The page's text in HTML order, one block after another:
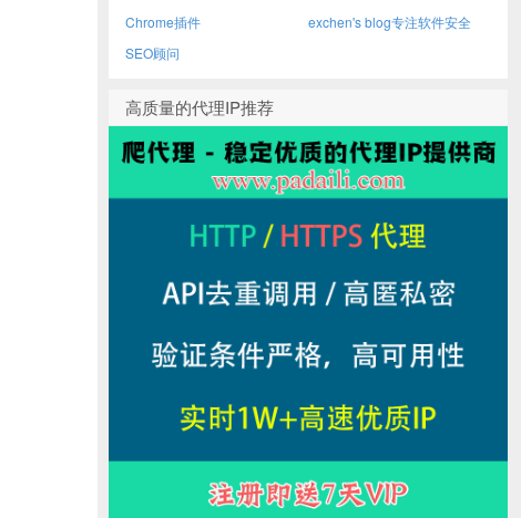
Chrome插件
exchen's blog专注软件安全
SEO顾问
高质量的代理IP推荐